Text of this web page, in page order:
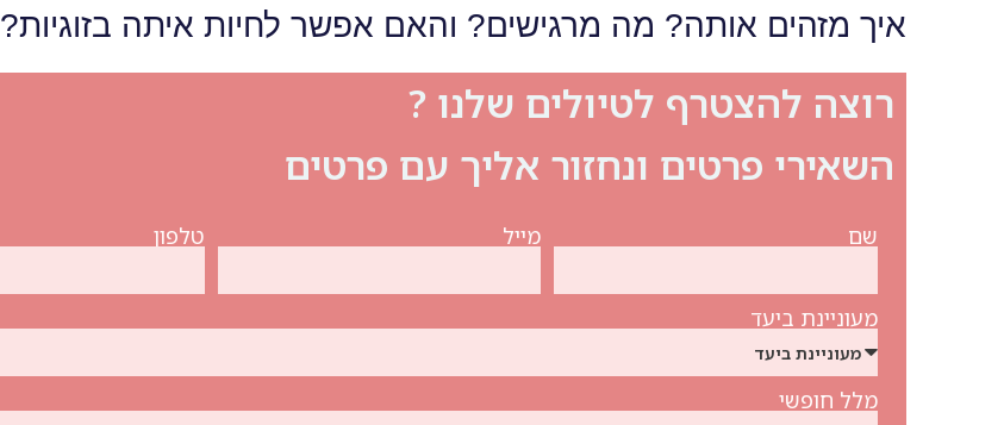
איך מזהים אותה? מה מרגישים? והאם אפשר לחיות איתה בזוגיות?
רוצה להצטרף לטיולים שלנו ?
השאירי פרטים ונחזור אליך עם פרטים
שם מייל טלפון
מעוניינת ביעד
מלל חופשי